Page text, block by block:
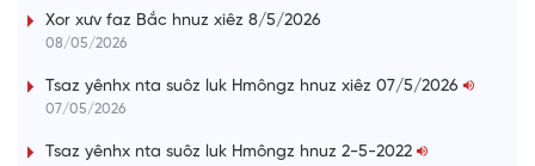
0
s
i
Xor xưv faz Bắc hnuz xiêz 8/5/2026
08/05/2026
Tsaz yênhx nta suôz luk Hmôngz hnuz xiêz 07/5/2026
07/05/2026
Tsaz yênhx nta suôz luk Hmôngz hnuz 2-5-2022